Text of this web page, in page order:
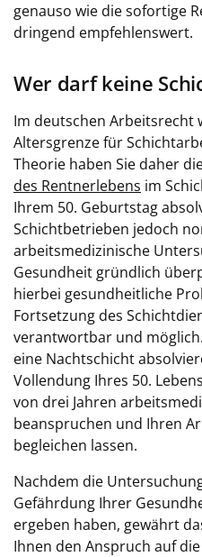
genauso wie die sofortige
dringend empfehlenswert.
Wer darf keine
Im deutschen Arbeitsrecht
Altersgrenze für
Theorie haben Sie daher
des Rentnerlebens im
Ihrem 50. Geburtstag
Schichtbetrieben jedoch
arbeitsmedizinische
Gesundheit gründlich
hierbei gesundheitliche
Fortsetzung des
verantwortbar und
eine Nachtschicht
Vollendung Ihres 50.
von drei Jahren
beanspruchen und Ihren
begleichen lassen.
Nachdem die
Gefährdung Ihrer
ergeben haben, gewährt
Ihnen den Anspruch auf